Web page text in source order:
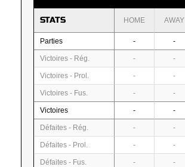
STATS HOME AWAY
Parties - -
Victoires - Rég. - -
Victoires - Prol. - -
Victoires - Fus. - -
Victoires - -
Défaites - Rég. - -
Défaites - Prol. - -
Défaites - Fus. - -